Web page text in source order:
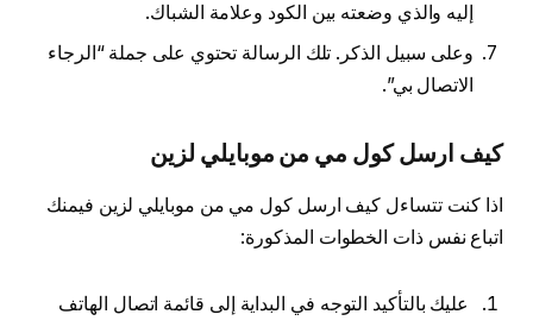
إليه والذي وضعته بين الكود وعلامة الشباك.
وعلى سبيل الذكر. تلك الرسالة تحتوي على جملة “الرجاء
الاتصال بي”.
كيف ارسل كول مي من موبايلي لزين
اذا كنت تتساءل كيف ارسل كول مي من موبايلي لزين فيمنك
اتباع نفس ذات الخطوات المذكورة:
عليك بالتأكيد التوجه في البداية إلى قائمة اتصال الهاتف